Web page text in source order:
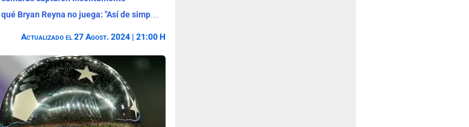
DT de Belgrano hizo FUERTE COMENTARIO y REVELÓ por qué Bryan Reyna no juega: "Así de simple"
Actualizado el 27 Agost. 2024 | 21:00 H